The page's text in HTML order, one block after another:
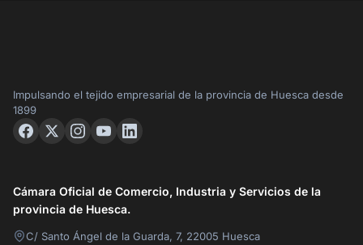
Impulsando el tejido empresarial de la provincia de Huesca desde
1899
Cámara Oficial de Comercio, Industria y Servicios de la
provincia de Huesca.
C/ Santo Ángel de la Guarda, 7, 22005 Huesca